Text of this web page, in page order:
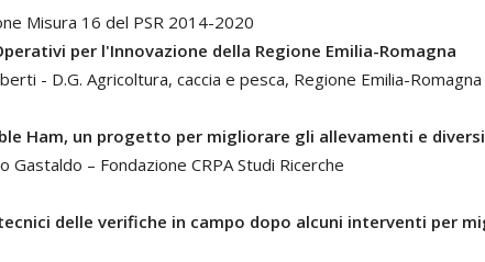
Misura 16 del PSR 2014-2020
per l'Innovazione della Regione Emilia-Romagna
- D.G. Agricoltura, caccia e pesca, Regione Emilia-Romagna
Ham, un progetto per migliorare gli allevamenti e
Gastaldo – Fondazione CRPA Studi Ricerche
delle verifiche in campo dopo alcuni interventi per